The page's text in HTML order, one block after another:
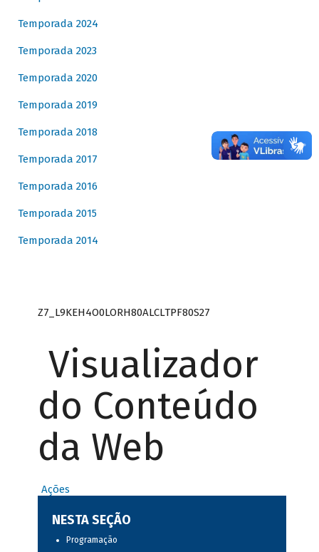
Temporada 2024
Temporada 2023
Temporada 2020
Temporada 2019
Temporada 2018
Temporada 2017
Temporada 2016
Temporada 2015
Temporada 2014
Z7_L9KEH4O0LORH80ALCLTPF80S27
Visualizador
do Conteúdo
da Web
Ações
NESTA SEÇÃO
Programação